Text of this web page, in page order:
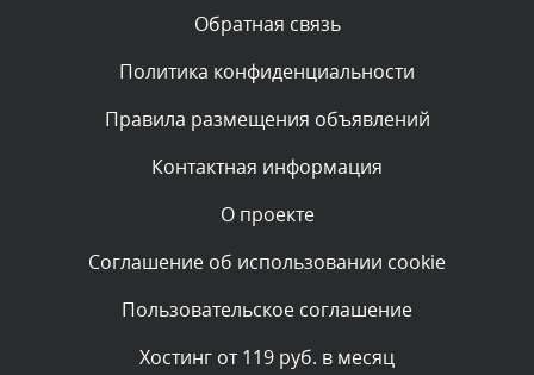
Комментарий проверяется
администратором.
Комментарий проверяется
администратором.
Комментарий проверяется
Обратная связь
Политика конфиденциальности
Правила размещения объявлений
Контактная информация
О проекте
Соглашение об использовании cookie
Пользовательское соглашение
Хостинг от 119 руб. в месяц